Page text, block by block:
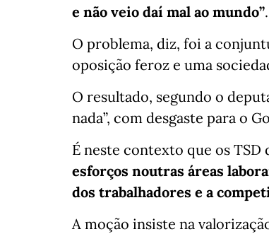
e não veio daí mal ao mundo”.
O problema, diz, foi a
oposição feroz e uma
O resultado, segundo o
nada”, com desgaste para o
É neste contexto que os TSD
esforços noutras áreas
dos trabalhadores e a
A moção insiste na